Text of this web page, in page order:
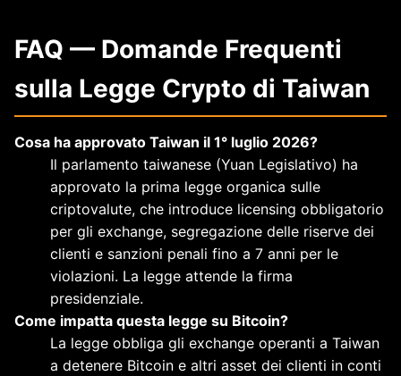
FAQ — Domande Frequenti
sulla Legge Crypto di Taiwan
Cosa ha approvato Taiwan il 1° luglio 2026?
Il parlamento taiwanese (Yuan Legislativo) ha
approvato la prima legge organica sulle
criptovalute, che introduce licensing obbligatorio
per gli exchange, segregazione delle riserve dei
clienti e sanzioni penali fino a 7 anni per le
violazioni. La legge attende la firma
presidenziale.
Come impatta questa legge su Bitcoin?
La legge obbliga gli exchange operanti a Taiwan
a detenere Bitcoin e altri asset dei clienti in conti